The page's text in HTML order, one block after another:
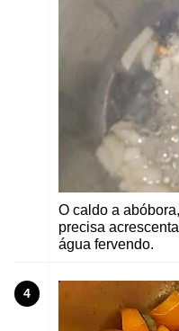
O caldo a
precisa
água fervendo.
4